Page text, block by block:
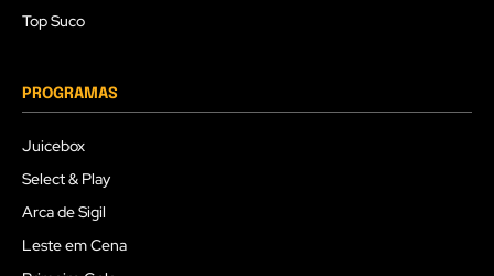
Top Suco
PROGRAMAS
Juicebox
Select & Play
Arca de Sigil
Leste em Cena